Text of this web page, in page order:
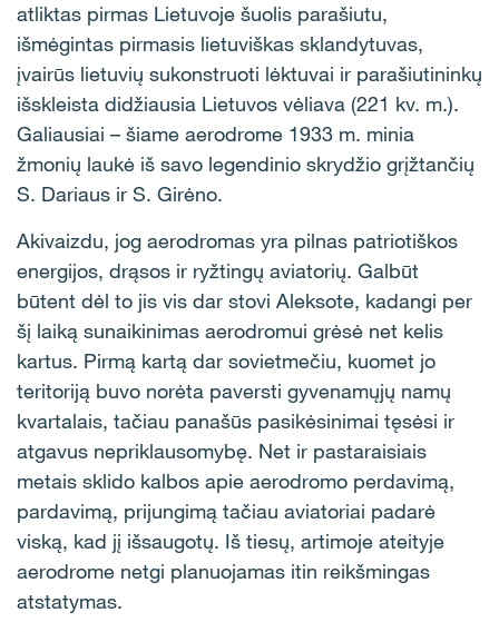
atliktas pirmas Lietuvoje šuolis parašiutu,
išmėgintas pirmasis lietuviškas sklandytuvas,
įvairūs lietuvių sukonstruoti lėktuvai ir parašiutininkų
išskleista didžiausia Lietuvos vėliava (221 kv. m.).
Galiausiai – šiame aerodrome 1933 m. minia
žmonių laukė iš savo legendinio skrydžio grįžtančių
S. Dariaus ir S. Girėno.
Akivaizdu, jog aerodromas yra pilnas patriotiškos
energijos, drąsos ir ryžtingų aviatorių. Galbūt
būtent dėl to jis vis dar stovi Aleksote, kadangi per
šį laiką sunaikinimas aerodromui grėsė net kelis
kartus. Pirmą kartą dar sovietmečiu, kuomet jo
teritoriją buvo norėta paversti gyvenamųjų namų
kvartalais, tačiau panašūs pasikėsinimai tęsėsi ir
atgavus nepriklausomybę. Net ir pastaraisiais
metais sklido kalbos apie aerodromo perdavimą,
pardavimą, prijungimą tačiau aviatoriai padarė
viską, kad jį išsaugotų. Iš tiesų, artimoje ateityje
aerodrome netgi planuojamas itin reikšmingas
atstatymas.